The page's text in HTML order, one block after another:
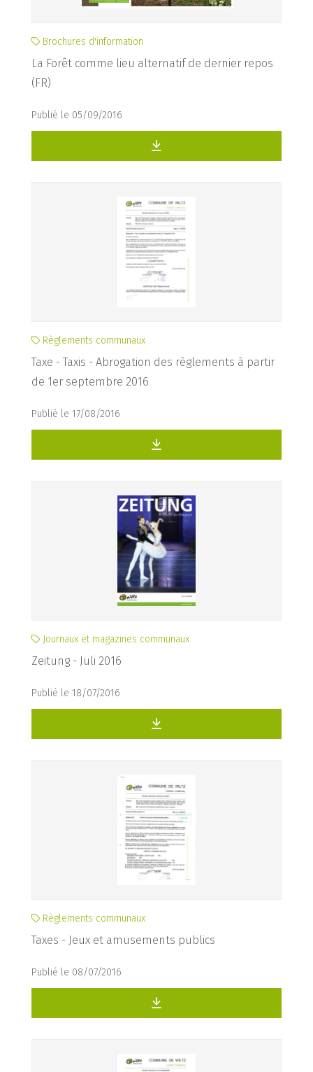
Brochures d'information
La Forêt comme lieu alternatif de dernier repos
(FR)
Publié le 05/09/2016
Règlements communaux
Taxe - Taxis - Abrogation des règlements à partir
de 1er septembre 2016
Publié le 17/08/2016
Journaux et magazines communaux
Zeitung - Juli 2016
Publié le 18/07/2016
Règlements communaux
Taxes - Jeux et amusements publics
Publié le 08/07/2016